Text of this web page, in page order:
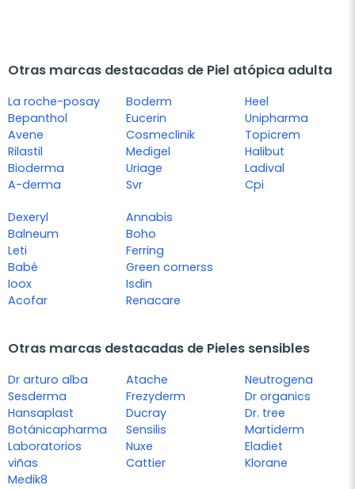
Otras marcas destacadas de Piel atópica adulta
La roche-posay
Bepanthol
Avene
Rilastil
Bioderma
A-derma
Boderm
Eucerin
Cosmeclinik
Medigel
Uriage
Svr
Heel
Unipharma
Topicrem
Halibut
Ladival
Cpi
Dexeryl
Balneum
Leti
Babé
Ioox
Acofar
Annabis
Boho
Ferring
Green cornerss
Isdin
Renacare
Otras marcas destacadas de Pieles sensibles
Dr arturo alba
Sesderma
Hansaplast
Botánicapharma
Laboratorios
viñas
Medik8
Atache
Frezyderm
Ducray
Sensilis
Nuxe
Cattier
Neutrogena
Dr organics
Dr. tree
Martiderm
Eladiet
Klorane